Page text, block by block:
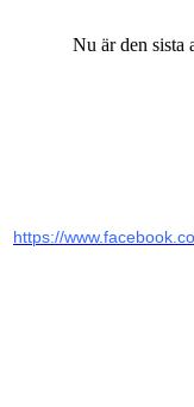
Nu är den sista
https://